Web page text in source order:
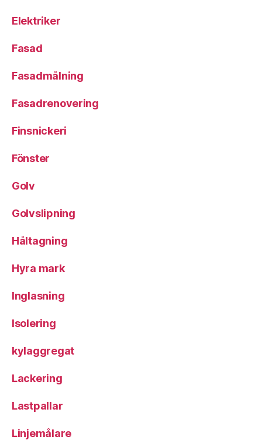
Elektriker
Fasad
Fasadmålning
Fasadrenovering
Finsnickeri
Fönster
Golv
Golvslipning
Håltagning
Hyra mark
Inglasning
Isolering
kylaggregat
Lackering
Lastpallar
Linjemålare